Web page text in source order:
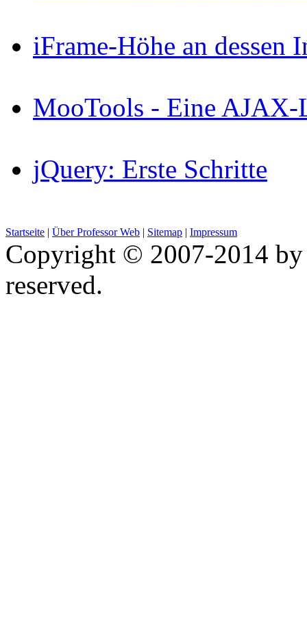
iFrame-Höhe an dessen
MooTools - Eine
jQuery: Erste Schritte
Startseite | Über Professor Web | Sitemap | Impressum
Copyright © 2007-2014
reserved.